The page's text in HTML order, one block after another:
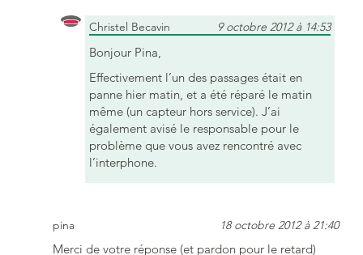
Christel Becavin 9 octobre 2012 à 14:53
Bonjour Pina,
Effectivement l’un des passages était en
panne hier matin, et a été réparé le matin
même (un capteur hors service). J’ai
également avisé le responsable pour le
problème que vous avez rencontré avec
l’interphone.
pina 18 octobre 2012 à 21:40
Merci de votre réponse (et pardon pour le retard)